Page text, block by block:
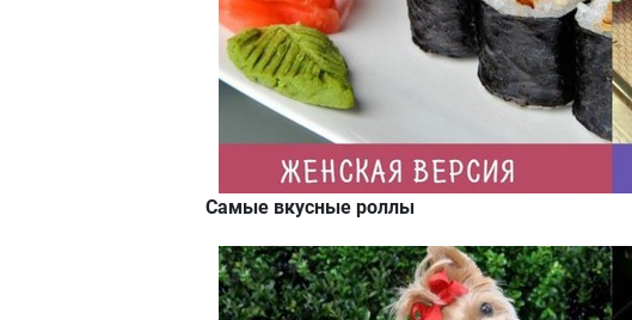
Самые вкусные роллы